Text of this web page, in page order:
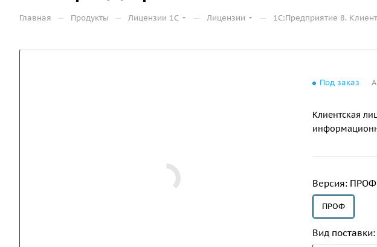
Главная — Продукты — Лицензии 1С — Лицензии — 1С:Предприятие 8.
Под заказ
Клиентская
Версия: ПРОФ
ПРОФ
Вид поставки: